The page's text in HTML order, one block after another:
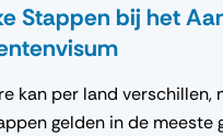
Stappen bij het
kan per land verschillen,
gelden in de meeste